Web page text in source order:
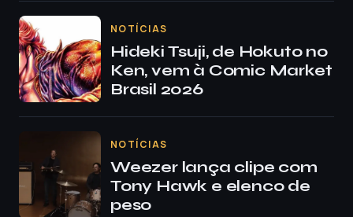
NOTÍCIAS
Hideki Tsuji, de Hokuto no
Ken, vem à Comic Market
Brasil 2026
NOTÍCIAS
Weezer lança clipe com
Tony Hawk e elenco de
peso